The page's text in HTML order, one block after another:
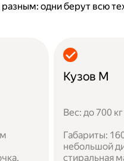
одни берут всю
Кузов M
Вес: до 700 кг
Габариты:
небольшой
стиральная